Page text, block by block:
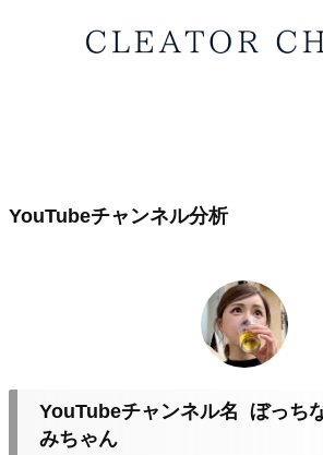
YouTubeチャンネル分析
YouTubeチャンネル名 ぼっち
みちゃん